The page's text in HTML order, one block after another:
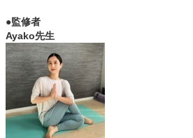
●監修者
Ayako先生